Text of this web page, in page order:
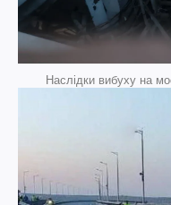
Наслідки вибуху на